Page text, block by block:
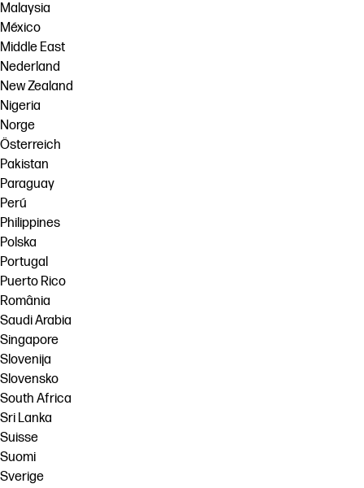
Malaysia
México
Middle East
Nederland
New Zealand
Nigeria
Norge
Österreich
Pakistan
Paraguay
Perú
Philippines
Polska
Portugal
Puerto Rico
România
Saudi Arabia
Singapore
Slovenija
Slovensko
South Africa
Sri Lanka
Suisse
Suomi
Sverige